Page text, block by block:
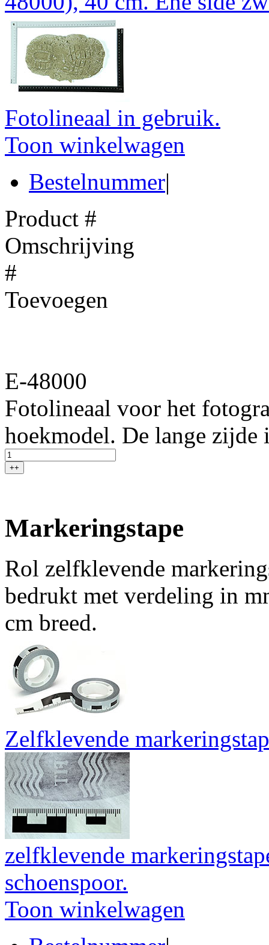
Fotolineaal in gebruik.
Toon winkelwagen
Bestelnummer|
Product #
Omschrijving
#
Toevoegen
E-48000
Fotolineaal voor het
hoekmodel. De lange zijde
++
Markeringstape
Rol zelfklevende
bedrukt met verdeling in
cm breed.
Zelfklevende
zelfklevende
schoenspoor.
Toon winkelwagen